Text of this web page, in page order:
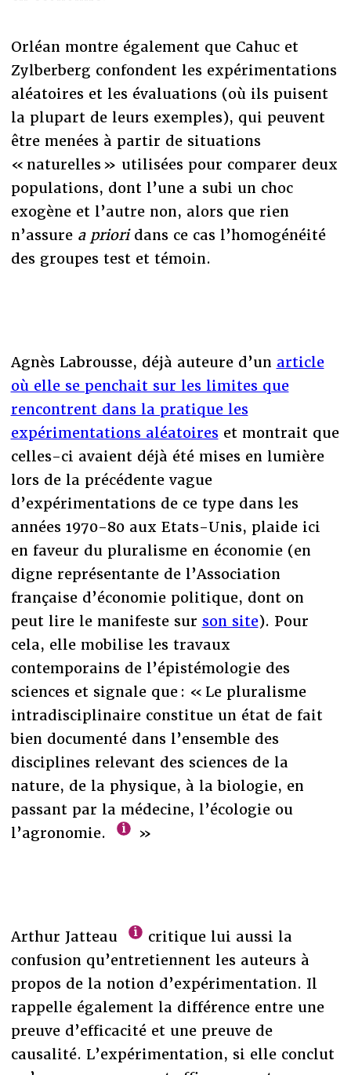
Orléan montre également que Cahuc et
Zylberberg confondent les expérimentations
aléatoires et les évaluations (où ils puisent
la plupart de leurs exemples), qui peuvent
être menées à partir de situations
« naturelles » utilisées pour comparer deux
populations, dont l’une a subi un choc
exogène et l’autre non, alors que rien
n’assure a prioridans ce cas l’homogénéité
des groupes test et témoin.
Agnès Labrousse, déjà auteure d’un article
où elle se penchait sur les limites que
rencontrent dans la pratique les
expérimentations aléatoireset montrait que
celles-ci avaient déjà été mises en lumière
lors de la précédente vague
d’expérimentations de ce type dans les
années 1970-80 aux Etats-Unis, plaide ici
en faveur du pluralisme en économie (en
digne représentante de l’Association
française d’économie politique, dont on
peut lire le manifeste sur son site). Pour
cela, elle mobilise les travaux
contemporains de l’épistémologie des
sciences et signale que : « Le pluralisme
intradisciplinaire constitue un état de fait
bien documenté dans l’ensemble des
disciplines relevant des sciences de la
nature, de la physique, à la biologie, en
passant par la médecine, l’écologie ou
l’agronomie.
»
Arthur Jatteau
critique lui aussi la
confusion qu’entretiennent les auteurs à
propos de la notion d’expérimentation. Il
rappelle également la différence entre une
preuve d’efficacité et une preuve de
causalité. L’expérimentation, si elle conclut